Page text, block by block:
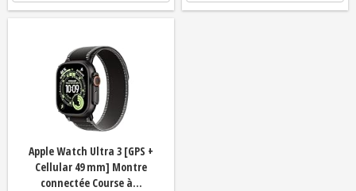
Apple Watch Ultra 3 [GPS +
Cellular 49 mm] Montre
connectée Course à...